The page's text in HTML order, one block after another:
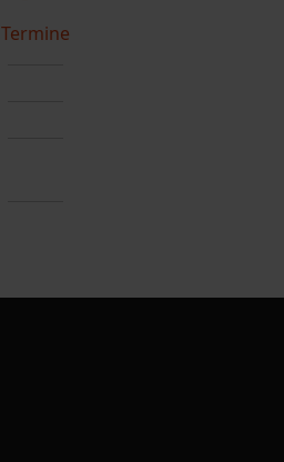
Termine